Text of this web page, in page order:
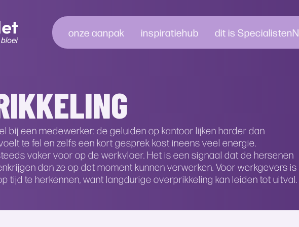
onze aanpak
Opleiden
Opmerken
Opknappen
Opbloeien
Ophelderen
Retail
Zakelijke
dienstverlening
Bekijk alles
inspiratiehub
Podcast
Video’s
Whitepapers
dit is
Klantverhalen
Voor
bij een medewerker: de geluiden op kantoor lijken harder dan
te fel en zelfs een kort gesprek kost ineens veel energie.
vaker voor op de werkvloer. Het is een signaal dat de hersenen
dan ze op dat moment kunnen verwerken. Voor werkgevers is
tijd te herkennen, want langdurige overprikkeling kan leiden tot uitval.